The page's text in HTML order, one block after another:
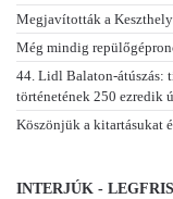
Megjavították a
Még mindig
44. Lidl Balaton-átúszás:
történetének 250 ezredik
Köszönjük a kitartásukat
INTERJÚK -